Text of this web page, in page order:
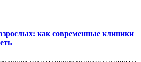
как современные клиники